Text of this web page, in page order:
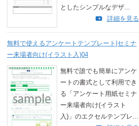
としたシンプルなデザ...
詳細を見る
無料で使えるアンケートテンプレート|セミナ
ー来場者向け(イラスト入)04
無料で誰でも簡単にアンケ
ートの書式として利用でき
る「アンケート用紙セミナ
ー来場者向け(イラスト
入)」のエクセルテンプレ...